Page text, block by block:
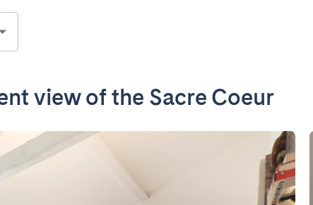
view of the Sacre Coeur